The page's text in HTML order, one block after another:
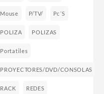
Mouse P/TV/ Pc´s
POLIZA POLIZAS
Portatiles
PROYECTORES/DVD/CONSOLAS
RACK REDES